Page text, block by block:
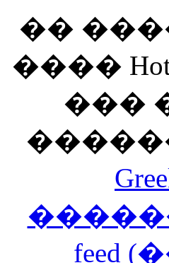
��
����
���
feed